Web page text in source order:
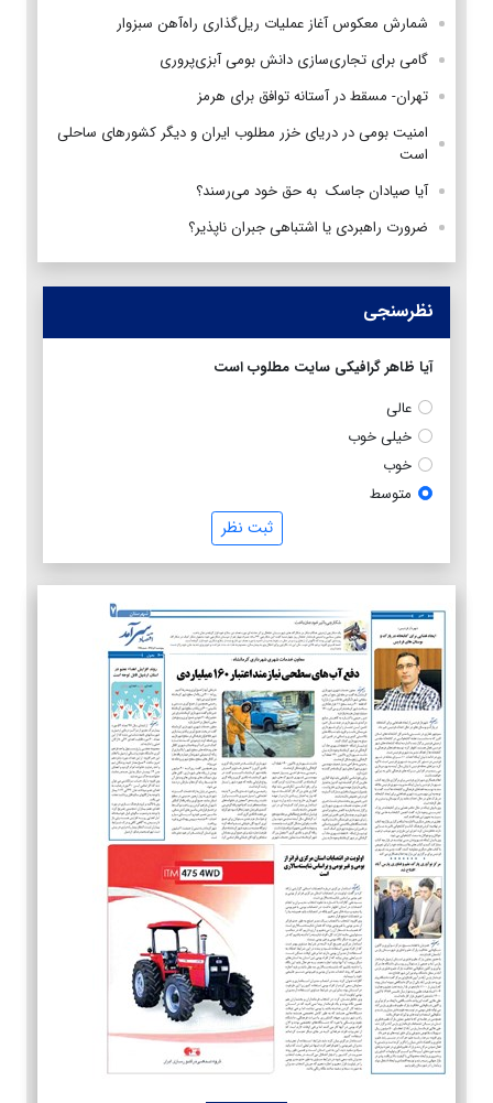
شمارش معکوس آغاز عملیات ریل‌گذاری راه‌آهن سبزوار
گامی برای تجاری‌سازی دانش بومی آبزی‌پروری
تهران- مسقط در آستانه توافق برای هرمز
امنیت بومی در دریای خزر مطلوب ایران و دیگر کشورهای ساحلی
است
آیا صیادان جاسک به حق خود می‌رسند؟
ضرورت راهبردی یا اشتباهی جبران ناپذیر؟
نظرسنجی
آیا ظاهر گرافیکی سایت مطلوب است
عالی
خیلی خوب
خوب
متوسط
ثبت نظر